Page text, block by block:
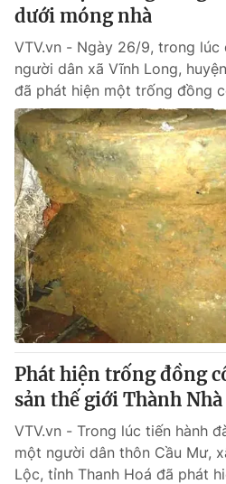
dưới móng nhà
VTV.vn - Ngày 26/9, trong lúc
người dân xã Vĩnh Long,
đã phát hiện một trống đồng
Phát hiện trống đồng
sản thế giới Thành
VTV.vn - Trong lúc tiến hành
một người dân thôn Cầu Mư,
Lộc, tỉnh Thanh Hoá đã phát